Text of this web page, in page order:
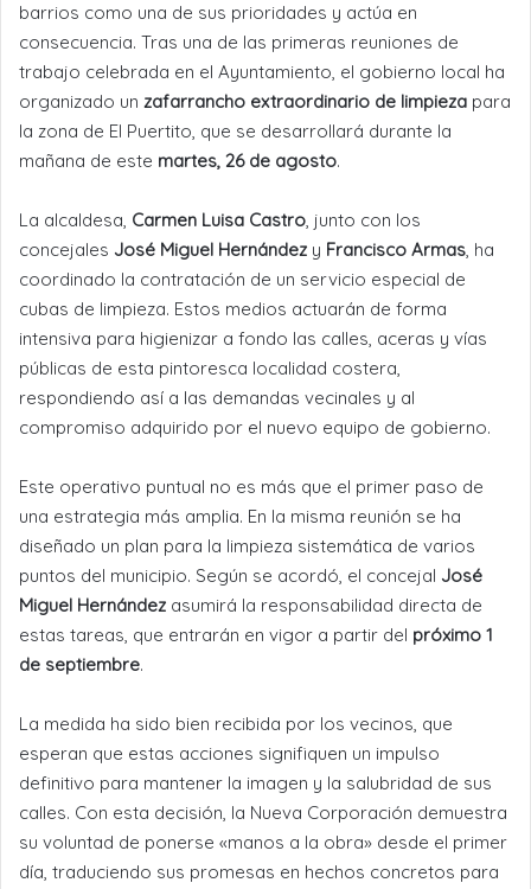
barrios como una de sus prioridades y actúa en
consecuencia. Tras una de las primeras reuniones de
trabajo celebrada en el Ayuntamiento, el gobierno local ha
organizado un zafarrancho extraordinario de limpieza para
la zona de El Puertito, que se desarrollará durante la
mañana de este martes, 26 de agosto.
La alcaldesa, Carmen Luisa Castro, junto con los
concejales José Miguel Hernández y Francisco Armas, ha
coordinado la contratación de un servicio especial de
cubas de limpieza. Estos medios actuarán de forma
intensiva para higienizar a fondo las calles, aceras y vías
públicas de esta pintoresca localidad costera,
respondiendo así a las demandas vecinales y al
compromiso adquirido por el nuevo equipo de gobierno.
Este operativo puntual no es más que el primer paso de
una estrategia más amplia. En la misma reunión se ha
diseñado un plan para la limpieza sistemática de varios
puntos del municipio. Según se acordó, el concejal José
Miguel Hernández asumirá la responsabilidad directa de
estas tareas, que entrarán en vigor a partir del próximo 1
de septiembre.
La medida ha sido bien recibida por los vecinos, que
esperan que estas acciones signifiquen un impulso
definitivo para mantener la imagen y la salubridad de sus
calles. Con esta decisión, la Nueva Corporación demuestra
su voluntad de ponerse «manos a la obra» desde el primer
día, traduciendo sus promesas en hechos concretos para